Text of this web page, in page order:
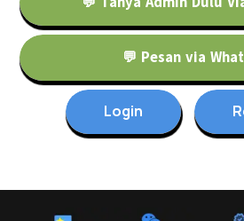
💬 Pesan via
Login